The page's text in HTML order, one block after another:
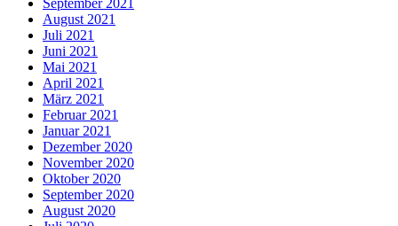
August 2021
Juli 2021
Juni 2021
Mai 2021
April 2021
März 2021
Februar 2021
Januar 2021
Dezember 2020
November 2020
Oktober 2020
September 2020
August 2020